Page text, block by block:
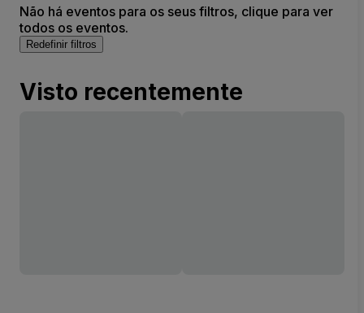
Não há eventos para os seus filtros, clique para ver
todos os eventos.
Redefinir filtros
Visto recentemente